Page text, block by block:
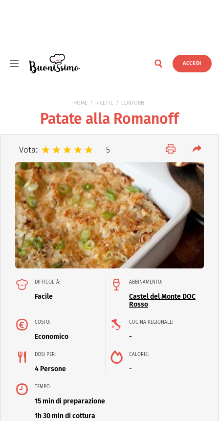
ACCEDI
HOME RICETTE CONTORNI
Patate alla Romanoff
Vota: 5
DIFFICOLTÀ:
Facile
ABBINAMENTO:
Castel del Monte DOC
Rosso
COSTO:
Economico
CUCINA REGIONALE:
-
DOSI PER:
4 Persone
CALORIE:
-
TEMPO:
15 min di preparazione
1h 30 min di cottura